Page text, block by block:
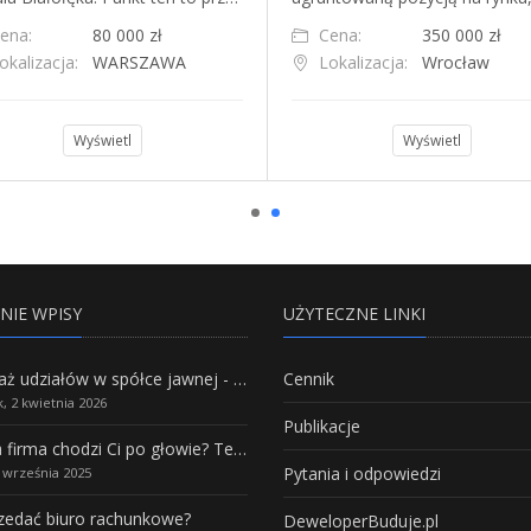
80 000 zł
WARSZAWA
Wyświetl
Cena:
350 000 zł
Lokalizacja:
Wrocław
Wyświetl
WPISY
Sprzedaż udziałów w spółce jawnej - Wszystko, co trzeba wiedzieć.
2 kwietnia 2026
Własna firma chodzi Ci po głowie? Te branże mają największy potencjał rozwoju
2025
biuro rachunkowe?
UŻYTECZNE LINKI
Cennik
Publikacje
Pytania i odpowiedzi
DeweloperBuduje.pl